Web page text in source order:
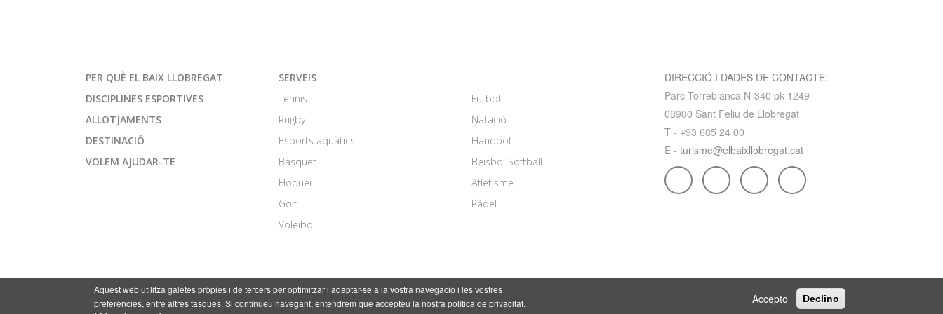
PER QUÈ EL BAIX LLOBREGAT
DISCIPLINES ESPORTIVES
ALLOTJAMENTS
DESTINACIÓ
VOLEM AJUDAR-TE
SERVEIS
Tennis
Futbol
Rugby
Natació
Esports aquàtics
Handbol
Bàsquet
Beisbol Softball
Hoquei
Atletisme
Golf
Pàdel
Voleibol
DIRECCIÓ I DADES DE CONTACTE:
Parc Torreblanca N-340 pk 1249
08980 Sant Feliu de Llobregat
T - +93 685 24 00
E - turisme@elbaixllobregat.cat
Aquest web utilitza galetes pròpies i de tercers per optimitzar i adaptar-se a la vostra navegació i les vostres
preferències, entre altres tasques. Si continueu navegant, entendrem que accepteu la nostra política de privacitat.
Accepto Declino